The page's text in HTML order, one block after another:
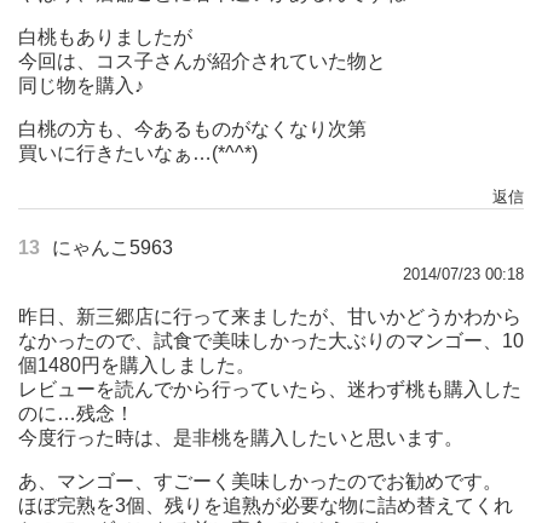
白桃もありましたが
今回は、コス子さんが紹介されていた物と
同じ物を購入♪
白桃の方も、今あるものがなくなり次第
買いに行きたいなぁ…(*^^*)
返信
13 にゃんこ5963
2014/07/23 00:18
昨日、新三郷店に行って来ましたが、甘いかどうかわから
なかったので、試食で美味しかった大ぶりのマンゴー、10
個1480円を購入しました。
レビューを読んでから行っていたら、迷わず桃も購入した
のに…残念！
今度行った時は、是非桃を購入したいと思います。
あ、マンゴー、すごーく美味しかったのでお勧めです。
ほぼ完熟を3個、残りを追熟が必要な物に詰め替えてくれ